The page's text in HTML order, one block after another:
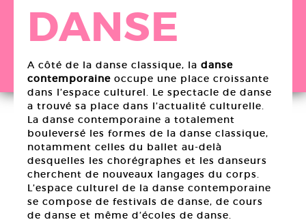
DANSE
A côté de la danse classique, la danse
contemporaine occupe une place croissante
dans l’espace culturel. Le spectacle de danse
a trouvé sa place dans l’actualité culturelle.
La danse contemporaine a totalement
bouleversé les formes de la danse classique,
notamment celles du ballet au-delà
desquelles les chorégraphes et les danseurs
cherchent de nouveaux langages du corps.
L’espace culturel de la danse contemporaine
se compose de festivals de danse, de cours
de danse et même d’écoles de danse.